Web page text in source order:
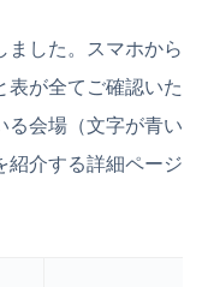
ました。スマホから
表が全てご確認いた
る会場（文字が青い
紹介する詳細ページ